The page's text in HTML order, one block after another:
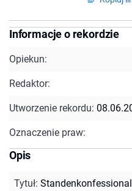
Informacje o rekordzie
Opiekun:
Redaktor:
Utworzenie rekordu:
Oznaczenie praw:
Opis
Tytuł: